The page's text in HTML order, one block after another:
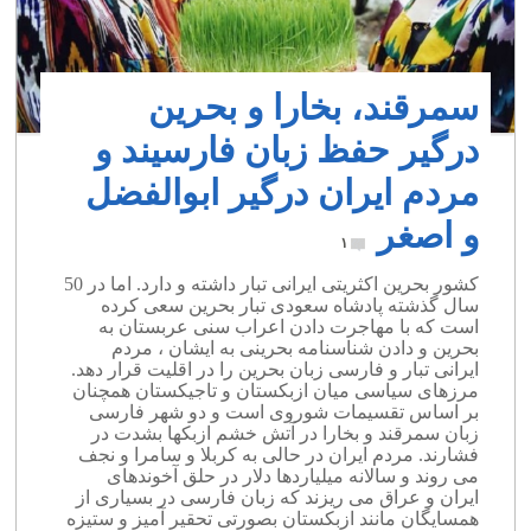
سمرقند، بخارا و بحرین
درگیر حفظ زبان فارسیند و
مردم ایران درگیر ابوالفضل
و اصغر
۱
کشور بحرین اکثریتی ایرانی تبار داشته و دارد. اما در 50
سال گذشته پادشاه سعودی تبار بحرین سعی کرده
است که با مهاجرت دادن اعراب سنی عربستان به
بحرین و دادن شناسنامه بحرینی به ایشان ، مردم
ایرانی تبار و فارسی زبان بحرین را در اقلیت قرار دهد.
مرزهای سیاسی میان ازبکستان و تاجیکستان همچنان
بر اساس تقسیمات شوروی است و دو شهر فارسی
زبان سمرقند و بخارا در آتش خشم ازبکها بشدت در
فشارند. مردم ایران در حالی به کربلا و سامرا و نجف
می روند و سالانه میلیاردها دلار در حلق آخوندهای
ایران و عراق می ریزند که زبان فارسی در بسیاری از
همسایگان مانند ازبکستان بصورتی تحقیر آمیز و ستیزه